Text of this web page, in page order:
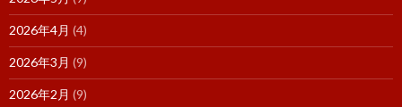
2026年4月 (4)
2026年3月 (9)
2026年2月 (9)